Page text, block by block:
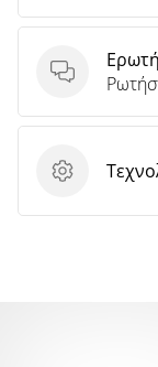
Ερωτήσεις
Τεχνολογία